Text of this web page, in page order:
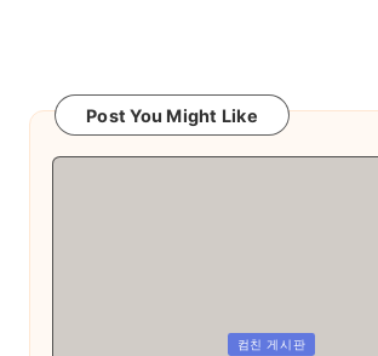
Post You Might Like
컴친 게시판